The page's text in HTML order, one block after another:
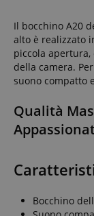
Il bocchino A20
alto è realizzato
piccola
della camera.
suono compatto
Qualità
Bocchino